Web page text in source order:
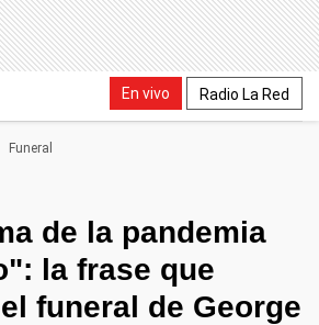
En vivo Radio La Red
Funeral
de la pandemia
la frase que
funeral de George